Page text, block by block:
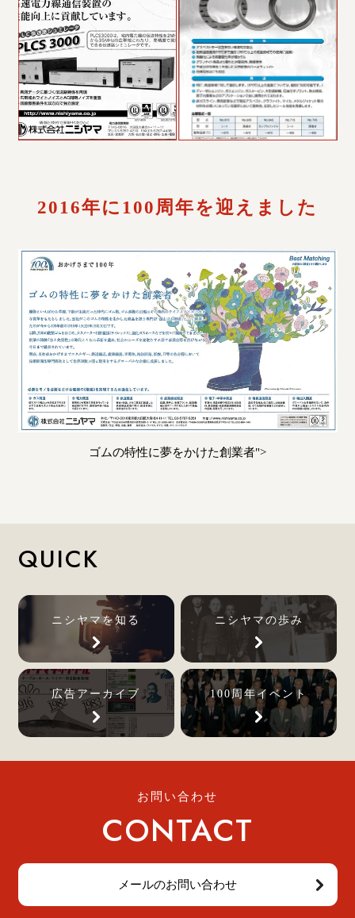
2016年に100周年を迎えました
ゴムの特性に夢をかけた創業者">
QUICK
ニシヤマを知る ニシヤマの歩み
広告アーカイブ 100周年イベント
お問い合わせ
CONTACT
メールのお問い合わせ